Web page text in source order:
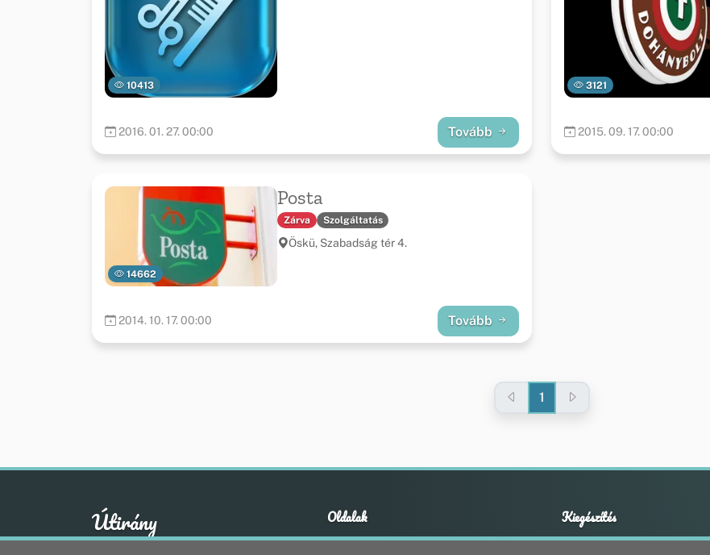
10413
2016. 01. 27. 00:00 Tovább
3121
2015. 09. 17. 00:00
14662
Posta
Zárva Szolgáltatás
Öskü, Szabadság tér 4.
2014. 10. 17. 00:00 Tovább
1
Útirány Oldalak
Hírek
Kiegészítés
Adatvédelmi nyilatkozat